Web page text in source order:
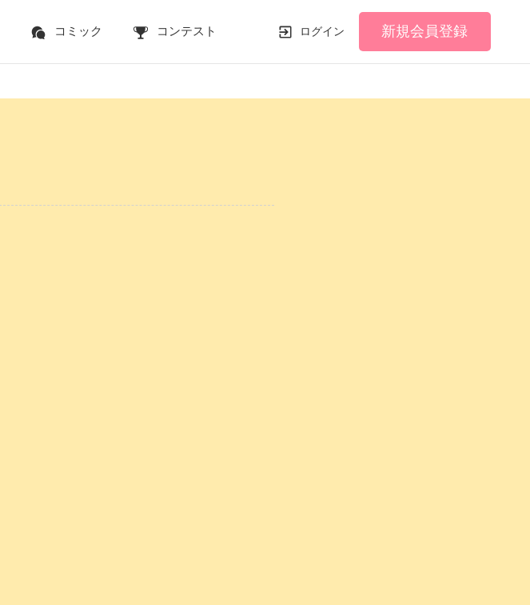
コミック コンテスト ログイン 新規会員登録